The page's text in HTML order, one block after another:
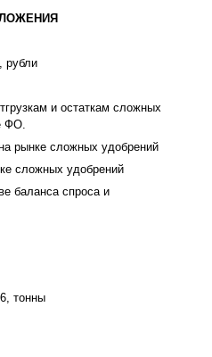
рубли
и остаткам сложных
ФО.
рынке сложных удобрений
сложных удобрений
баланса спроса и
тонны